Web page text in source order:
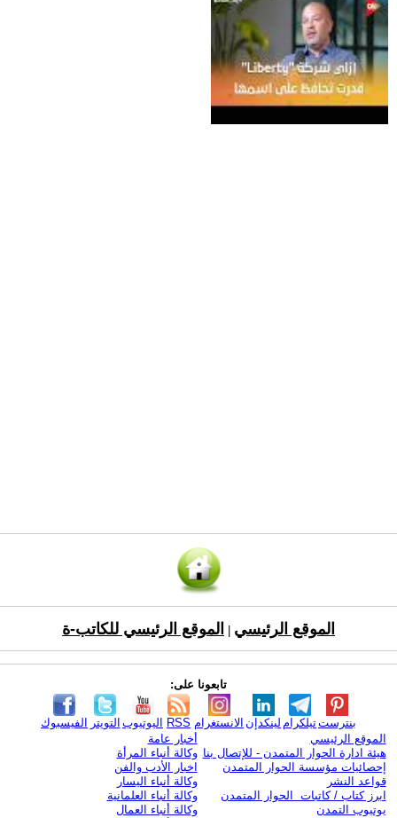
الموقع الرئيسي الموقع الرئيسي للكاتب-ة
تابعونا على:
الفيسبوك التويتر اليوتيوب RSS الانستغرام لينكدإن تيلكرامبنترست
الموقع الرئيسي
هيئة ادارة الحوار المتمدن - للإتصال بنا
إحصائيات مؤسسة الحوار المتمدن
قواعد النشر
ابرز كتاب / كاتبات الحوار المتمدن
يوتيوب التمدن
أخبار عامة
وكالة أنباء المرأة
اخبار الأدب والفن
وكالة أنباء اليسار
وكالة أنباء العلمانية
وكالة أنباء العمال